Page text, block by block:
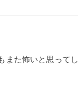
また怖いと思ってし